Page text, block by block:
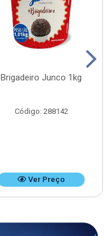
Brigadeiro Junco 1kg
Código: 288142
Ver Preço